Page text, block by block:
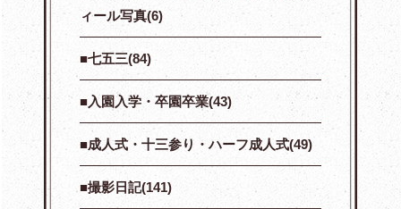
ィール写真(6)
七五三(84)
入園入学・卒園卒業(43)
成人式・十三参り・ハーフ成人式(49)
撮影日記(141)